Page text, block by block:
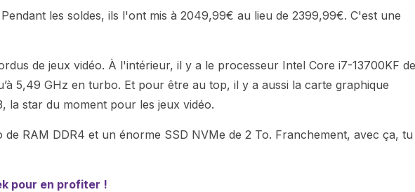
les soldes, ils l'ont mis à 2049,99€ au lieu de 2399,99€. C'est une
de jeux vidéo. À l'intérieur, il y a le processeur Intel Core i7-13700KF de
5,49 GHz en turbo. Et pour être au top, il y a aussi la carte graphique
la star du moment pour les jeux vidéo.
de RAM DDR4 et un énorme SSD NVMe de 2 To. Franchement, avec ça, tu
pour en profiter !